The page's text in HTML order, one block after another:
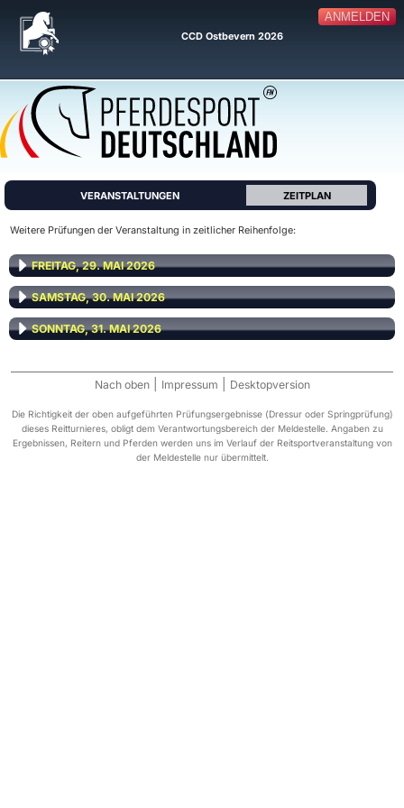
ANMELDEN
CCD Ostbevern 2026
VERANSTALTUNGEN ZEITPLAN
Weitere Prüfungen der Veranstaltung in zeitlicher Reihenfolge:
FREITAG, 29. MAI 2026
SAMSTAG, 30. MAI 2026
SONNTAG, 31. MAI 2026
Nach oben Impressum Desktopversion
Die Richtigkeit der oben aufgeführten Prüfungsergebnisse (Dressur oder Springprüfung)
dieses Reitturnieres, obligt dem Verantwortungsbereich der Meldestelle. Angaben zu
Ergebnissen, Reitern und Pferden werden uns im Verlauf der Reitsportveranstaltung von
der Meldestelle nur übermittelt.